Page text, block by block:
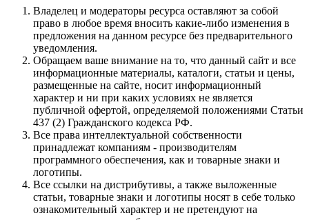
Владелец и модераторы ресурса оставляют за собой
право в любое время вносить какие-либо изменения в
предложения на данном ресурсе без предварительного
уведомления.
Обращаем ваше внимание на то, что данный сайт и все
информационные материалы, каталоги, статьи и цены,
размещенные на сайте, носит информационный
характер и ни при каких условиях не является
публичной офертой, определяемой положениями Статьи
437 (2) Гражданского кодекса РФ.
Все права интеллектуальной собственности
принадлежат компаниям - производителям
программного обеспечения, как и товарные знаки и
логотипы.
Все ссылки на дистрибутивы, а также выложенные
статьи, товарные знаки и логотипы носят в себе только
ознакомительный характер и не претендуют на